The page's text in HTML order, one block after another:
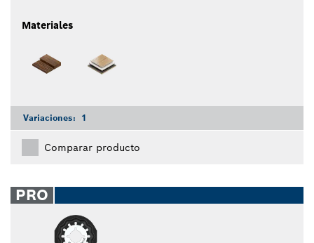
Materiales
Variaciones: 1
Comparar producto
PRO